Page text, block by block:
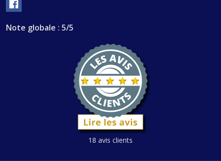
Note globale : 5/5
18 avis clients